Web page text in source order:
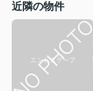
近隣の物件